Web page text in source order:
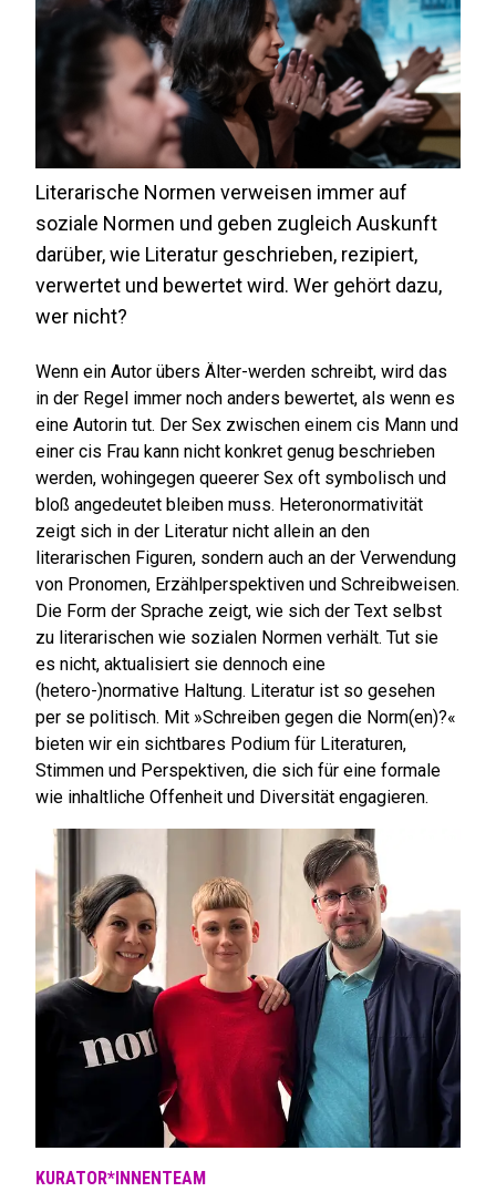
Literarische Normen verweisen immer auf
soziale Normen und geben zugleich Auskunft
darüber, wie Literatur geschrieben, rezipiert,
verwertet und bewertet wird. Wer gehört dazu,
wer nicht?
Wenn ein Autor übers Älter-werden schreibt, wird das
in der Regel immer noch anders bewertet, als wenn es
eine Autorin tut. Der Sex zwischen einem cis Mann und
einer cis Frau kann nicht konkret genug beschrieben
werden, wohingegen queerer Sex oft symbolisch und
bloß angedeutet bleiben muss. Heteronormativität
zeigt sich in der Literatur nicht allein an den
literarischen Figuren, sondern auch an der Verwendung
von Pronomen, Erzählperspektiven und Schreibweisen.
Die Form der Sprache zeigt, wie sich der Text selbst
zu literarischen wie sozialen Normen verhält. Tut sie
es nicht, aktualisiert sie dennoch eine
(hetero-)normative Haltung. Literatur ist so gesehen
per se politisch. Mit »Schreiben gegen die Norm(en)?«
bieten wir ein sichtbares Podium für Literaturen,
Stimmen und Perspektiven, die sich für eine formale
wie inhaltliche Offenheit und Diversität engagieren.
KURATOR*INNENTEAM